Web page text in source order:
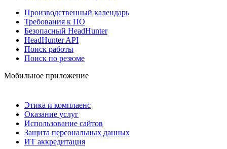
Производственный календарь
Требования к ПО
Безопасный HeadHunter
HeadHunter API
Поиск работы
Поиск по резюме
Мобильное приложение
Этика и комплаенс
Оказание услуг
Использование сайтов
Защита персональных данных
ИТ аккредитация